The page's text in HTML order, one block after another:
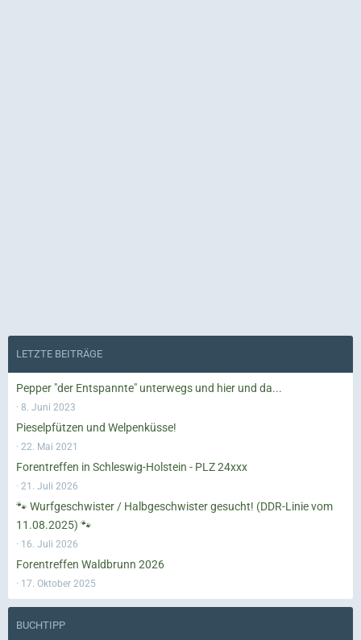
LETZTE BEITRÄGE
Pepper "der Entspannte" unterwegs und hier und da...
8. Juni 2023
Pieselpfützen und Welpenküsse!
22. Mai 2021
Forentreffen in Schleswig-Holstein - PLZ 24xxx
21. Juli 2026
🐾 Wurfgeschwister / Halbgeschwister gesucht! (DDR-Linie vom
11.08.2025) 🐾
16. Juli 2026
Forentreffen Waldbrunn 2026
17. Oktober 2025
BUCHTIPP